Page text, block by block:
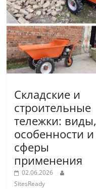
Складские и
строительные
тележки: виды,
особенности и
сферы
применения
02.06.2026
SitesReady